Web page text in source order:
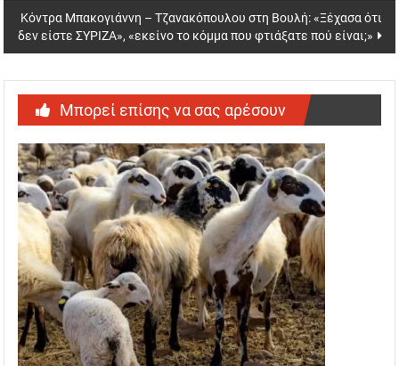
Κόντρα Μπακογιάννη – Τζανακόπουλου στη Βουλή: «Ξέχασα ότι
δεν είστε ΣΥΡΙΖΑ», «εκείνο το κόμμα που φτιάξατε πού είναι;»
Μπορεί επίσης να σας αρέσουν